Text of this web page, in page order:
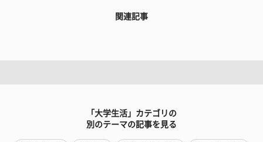
関連記事
「大学生活」カテゴリの
別のテーマの記事を見る